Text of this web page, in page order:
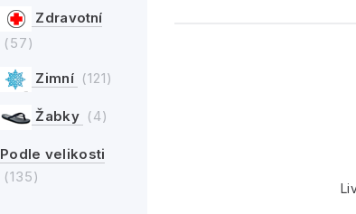
Zdravotní
(57)
Zimní (121)
Žabky (4)
Podle velikosti
(135)